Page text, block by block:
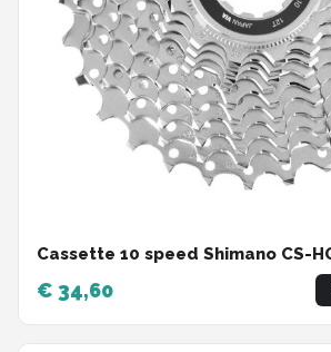
Cassette 10 speed Shimano CS-
€ 34,60